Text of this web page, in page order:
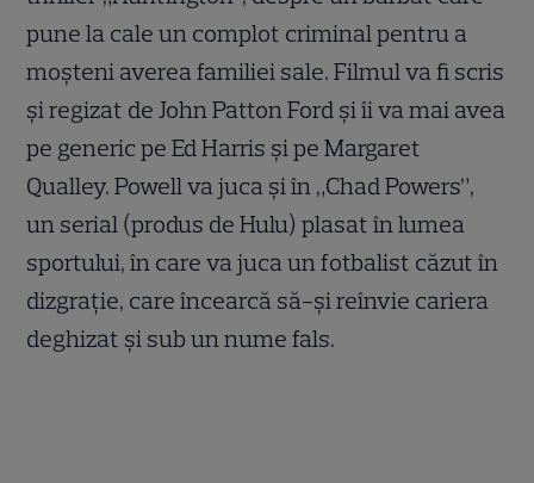
pune la cale un complot criminal pentru a
moșteni averea familiei sale. Filmul va fi scris
și regizat de John Patton Ford și îi va mai avea
pe generic pe Ed Harris și pe Margaret
Qualley. Powell va juca și în „Chad Powers”,
un serial (produs de Hulu) plasat în lumea
sportului, în care va juca un fotbalist căzut în
dizgrație, care încearcă să-și reînvie cariera
deghizat și sub un nume fals.